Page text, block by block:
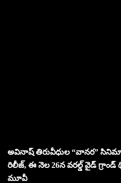
అవినాష్ తిరువీధుల “వానర” సినిమా
రిలీజ్, ఈ నెల 26న వరల్డ్ వైడ్ గ్రాండ్
మూవీ